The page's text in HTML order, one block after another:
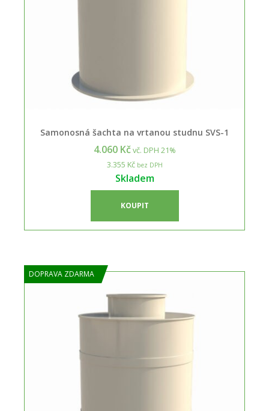
Samonosná šachta na vrtanou studnu SVS-1
4.060 Kčvč. DPH 21%
3.355 Kčbez DPH
Skladem
KOUPIT
DOPRAVA ZDARMA